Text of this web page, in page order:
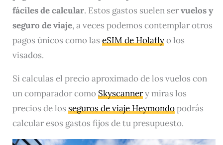
fáciles de calcular. Estos gastos suelen servuelos y
seguro de viaje, a veces podemos contemplar otros
pagos únicos como las eSIM de Holaflyo los
visados.
Si calculas el precio aproximado de los vuelos con
un comparador comoSkyscannery miras los
precios de los seguros de viaje Heymondopodrás
calcular esos gastos fijos de tu presupuesto.